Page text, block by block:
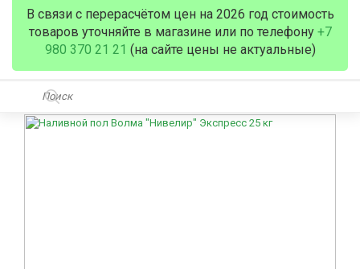
В связи с перерасчётом цен на 2026 год стоимость
товаров уточняйте в магазине или по телефону +7
980 370 21 21 (на сайте цены не актуальные)